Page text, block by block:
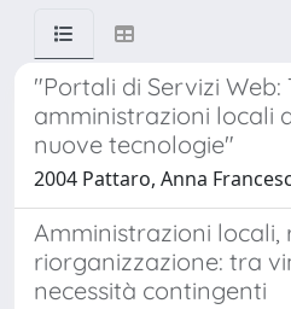
"Portali di Servizi
amministrazioni locali
nuove tecnologie"
2004 Pattaro, Anna
Amministrazioni locali,
riorganizzazione: tra
necessità contingenti